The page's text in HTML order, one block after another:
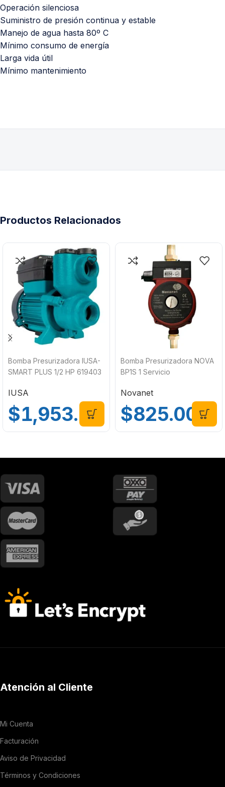
Operación silenciosa
Suministro de presión continua y estable
Manejo de agua hasta 80º C
Mínimo consumo de energía
Larga vida útil
Mínimo mantenimiento
Productos Relacionados
Bomba Presurizadora IUSA-
SMART PLUS 1/2 HP 619403
IUSA
$1,953.00
Bomba Presurizadora NOVA
BP1S 1 Servicio
Novanet
$825.00
Atención al Cliente
Mi Cuenta
Facturación
Aviso de Privacidad
Términos y Condiciones